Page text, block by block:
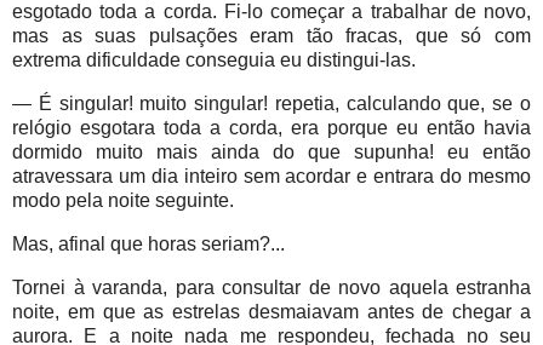
esgotado toda a corda. Fi-lo começar a trabalhar de novo,
mas as suas pulsações eram tão fracas, que só com
extrema dificuldade conseguia eu distingui-las.
— É singular! muito singular! repetia, calculando que, se o
relógio esgotara toda a corda, era porque eu então havia
dormido muito mais ainda do que supunha! eu então
atravessara um dia inteiro sem acordar e entrara do mesmo
modo pela noite seguinte.
Mas, afinal que horas seriam?...
Tornei à varanda, para consultar de novo aquela estranha
noite, em que as estrelas desmaiavam antes de chegar a
aurora. E a noite nada me respondeu, fechada no seu